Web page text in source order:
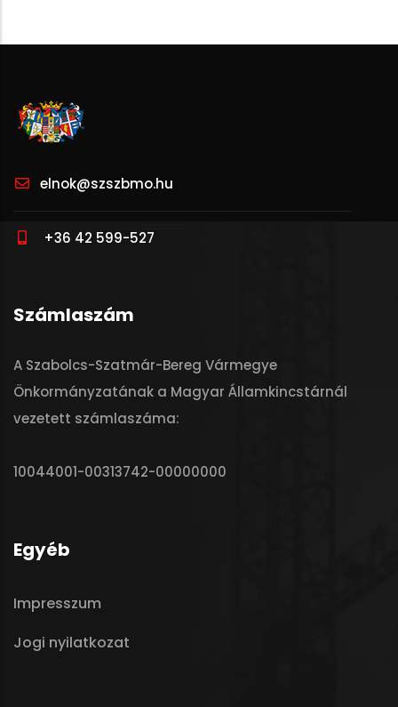
elnok@szszbmo.hu
+36 42 599-527
Számlaszám
A Szabolcs-Szatmár-Bereg Vármegye
Önkormányzatának a Magyar Államkincstárnál
vezetett számlaszáma:
10044001-00313742-00000000
Egyéb
Impresszum
Jogi nyilatkozat